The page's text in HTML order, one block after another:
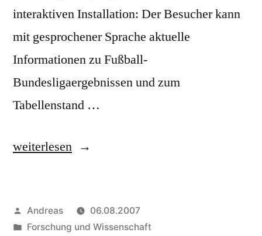
interaktiven Installation: Der Besucher kann
mit gesprochener Sprache aktuelle
Informationen zu Fußball-
Bundesligaergebnissen und zum
Tabellenstand …
„Wenn
weiterlesen
Veröffentlicht
von
Andreas
06.08.2007
Veröffentlicht
Forschung und Wissenschaft